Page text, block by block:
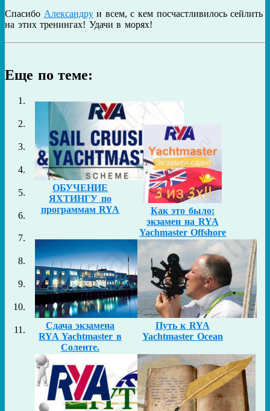
Спасибо Александруи всем, с кем посчастливилось сейлить
на этих тренингах! Удачи в морях!
Еще по теме:
ОБУЧЕНИЕ
ЯХТИНГУ по
программам RYA
Как это было:
экзамен на RYA
Yachmaster Offshore
в Соленте
Сдача экзамена
RYA Yachtmaster в
Соленте.
Путь к RYA
Yachtmaster Ocean